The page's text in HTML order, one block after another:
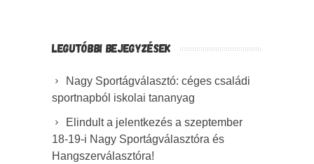
LEGUTÓBBI BEJEGYZÉSEK
Nagy Sportágválasztó: céges családi
sportnapból iskolai tananyag
Elindult a jelentkezés a szeptember
18-19-i Nagy Sportágválasztóra és
Hangszerválasztóra!